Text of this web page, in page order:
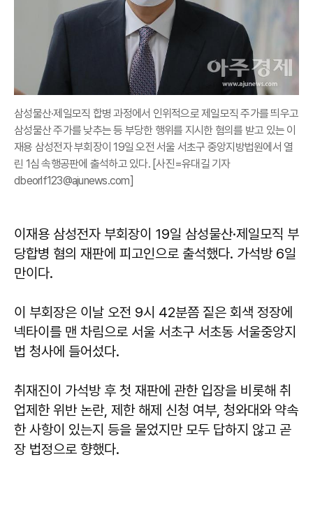
삼성물산·제일모직 합병 과정에서 인위적으로 제일모직 주가를 띄우고
삼성물산 주가를 낮추는 등 부당한 행위를 지시한 혐의를 받고 있는 이
재용 삼성전자 부회장이 19일 오전 서울 서초구 중앙지방법원에서 열
린 1심 속행공판에 출석하고 있다. [사진=유대길 기자
dbeorlf123@ajunews.com]
이재용 삼성전자 부회장이 19일 삼성물산·제일모직 부
당합병 혐의 재판에 피고인으로 출석했다. 가석방 6일
만이다.
이 부회장은 이날 오전 9시 42분쯤 짙은 회색 정장에
넥타이를 맨 차림으로 서울 서초구 서초동 서울중앙지
법 청사에 들어섰다.
취재진이 가석방 후 첫 재판에 관한 입장을 비롯해 취
업제한 위반 논란, 제한 해제 신청 여부, 청와대와 약속
한 사항이 있는지 등을 물었지만 모두 답하지 않고 곧
장 법정으로 향했다.